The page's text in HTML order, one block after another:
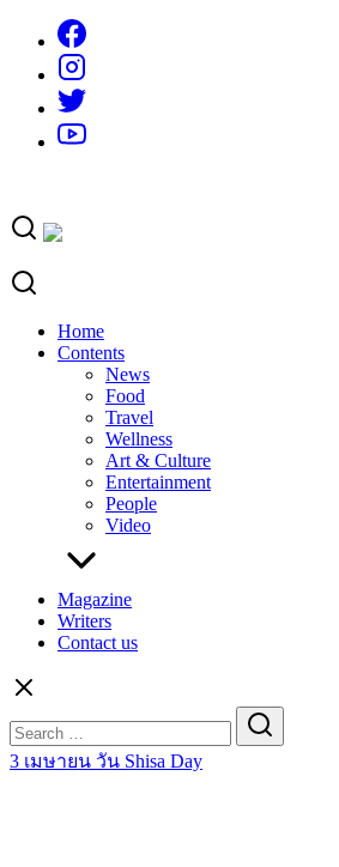
content
Home
Contents
News
Food
Travel
Wellness
Art & Culture
Entertainment
People
Video
Magazine
Writers
Contact us
for:
3 เมษายน วัน Shisa Day